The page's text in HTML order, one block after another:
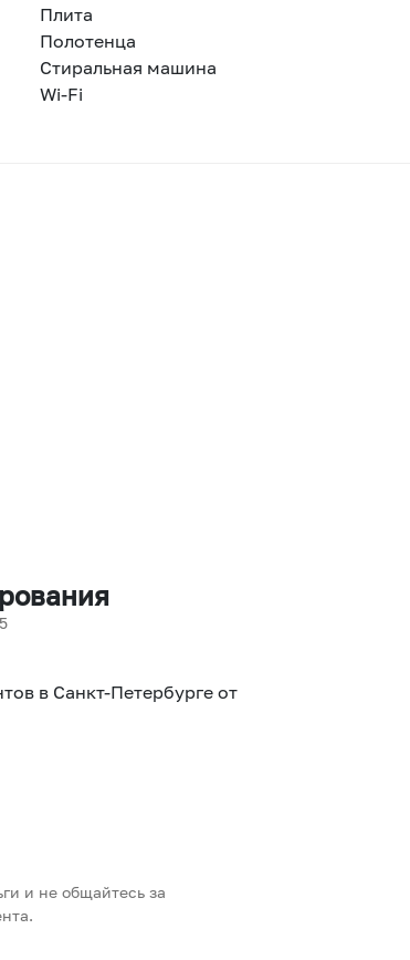
Плита
Полотенца
Стиральная машина
Wi-Fi
в Санкт-Петербурге от
и не общайтесь за